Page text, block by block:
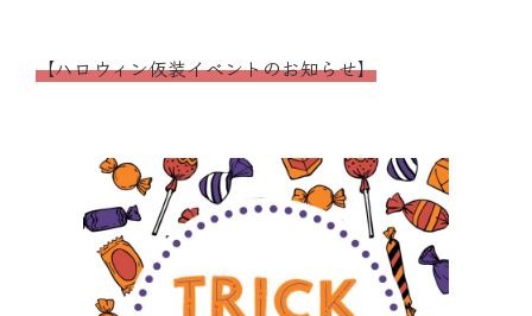
【ハロウィン仮装イベントのお知らせ】